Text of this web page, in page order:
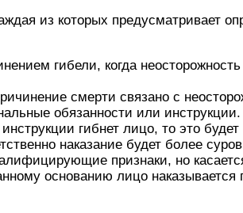
из которых предусматривает
гибели, когда
смерти связано с
обязанности или
гибнет лицо, то это будет
наказание будет более
признаки, но
основанию лицо наказывается